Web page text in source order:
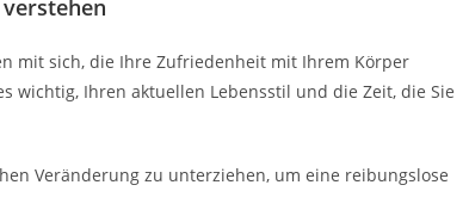
mit sich, die Ihre Zufriedenheit mit Ihrem Körper
wichtig, Ihren aktuellen Lebensstil und die Zeit, die Sie
Veränderung zu unterziehen, um eine reibungslose